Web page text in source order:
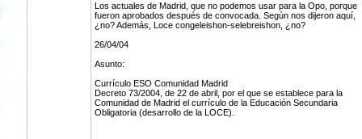
Los actuales de Madrid, que no podemos usar para la Opo, porque
fueron aprobados después de convocada. Según nos dijeron aquí,
¿no? Además, Loce congeleishon-selebreishon, ¿no?
26/04/04
Asunto:
Currículo ESO Comunidad Madrid
Decreto 73/2004, de 22 de abril, por el que se establece para la
Comunidad de Madrid el currículo de la Educación Secundaria
Obligatoria (desarrollo de la LOCE).